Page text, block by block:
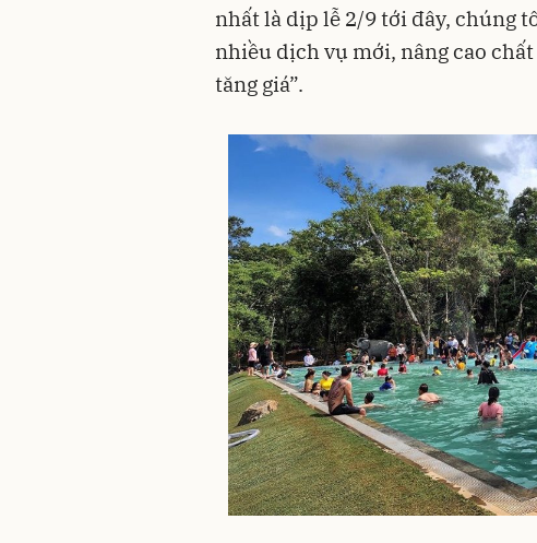
nhất là dịp lễ 2/9 tới đây, chúng
nhiều dịch vụ mới, nâng cao
tăng giá”.